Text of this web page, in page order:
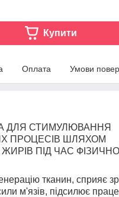
Купити
Оплата Умови
ДЛЯ СТИМУЛЮВАННЯ
ПРОЦЕСІВ ШЛЯХОМ
ПІД ЧАС ФІЗИЧНОЇ
тканин, сприяє
м'язів, підсилює